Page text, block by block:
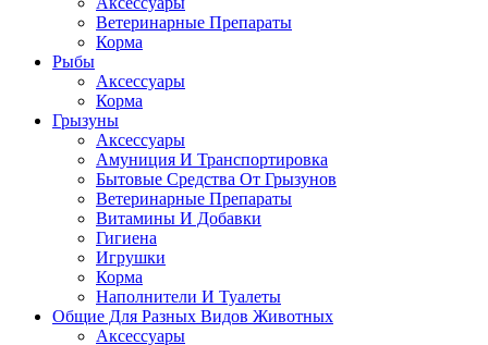
Ветеринарные Препараты
Корма
Рыбы
Аксессуары
Корма
Грызуны
Аксессуары
Амуниция И Транспортировка
Бытовые Средства От Грызунов
Ветеринарные Препараты
Витамины И Добавки
Гигиена
Игрушки
Корма
Наполнители И Туалеты
Общие Для Разных Видов Животных
Аксессуары